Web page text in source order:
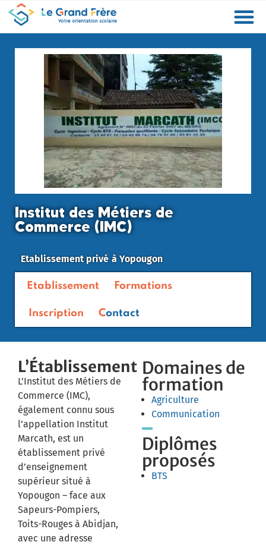
Institut des Métiers de
Commerce (IMC)
Etablissement privé àYopougon
Etablissement Formations
Inscription Contact
L’Établissement
L’Institut des Métiers de
Commerce (IMC),
également connu sous
l’appellation Institut
Marcath, est un
établissement privé
d’enseignement
supérieur situé à
Yopougon – face aux
Sapeurs-Pompiers,
Toits-Rouges à Abidjan,
avec une adresse
Domaines de
formation
Agriculture
Communication
Diplômes
proposés
BTS